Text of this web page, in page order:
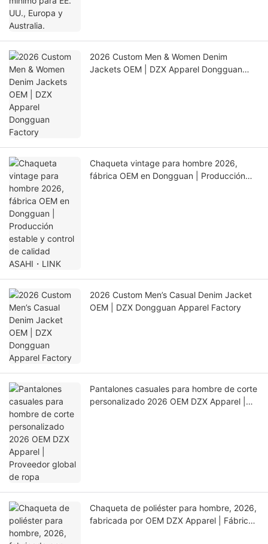
2026 Custom Men & Women Denim
Jackets OEM | DZX Apparel Dongguan
Chaqueta vintage para hombre 2026,
fábrica OEM en Dongguan | Producción
2026 Custom Men’s Casual Denim Jacket
OEM | DZX Dongguan Apparel Factory
Pantalones casuales para hombre de corte
personalizado 2026 OEM DZX Apparel |
Chaqueta de poliéster para hombre, 2026,
fabricada por OEM DZX Apparel | Fábrica